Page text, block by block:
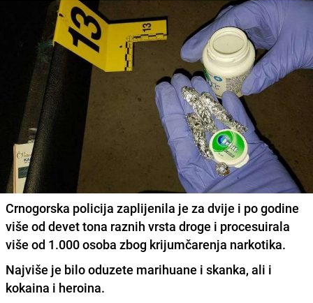
Crnogorska policija zaplijenila je za dvije i po godine
više od devet tona raznih vrsta droge i procesuirala
više od 1.000 osoba zbog krijumčarenja narkotika.
Najviše je bilo oduzete marihuane i skanka, ali i
kokaina i heroina.